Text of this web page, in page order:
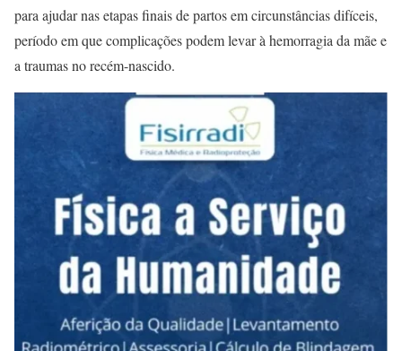
para ajudar nas etapas finais de partos em circunstâncias difíceis,
período em que complicações podem levar à hemorragia da mãe e
a traumas no recém-nascido.